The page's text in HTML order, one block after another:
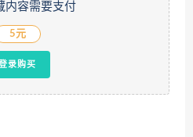
内容需要支付
5元
录购买